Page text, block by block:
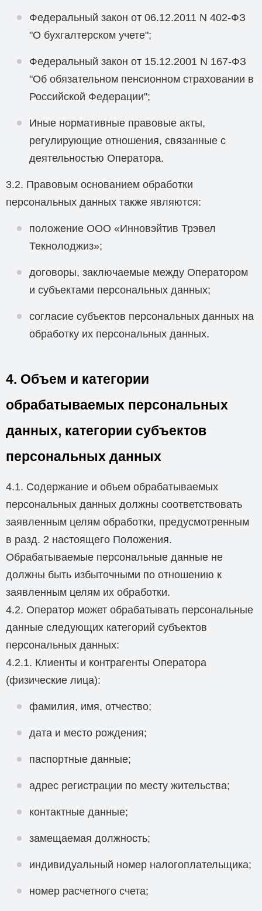
Федеральный закон от 06.12.2011 N 402-ФЗ
"О бухгалтерском учете";
Федеральный закон от 15.12.2001 N 167-ФЗ
"Об обязательном пенсионном страховании в
Российской Федерации";
Иные нормативные правовые акты,
регулирующие отношения, связанные с
деятельностью Оператора.
3.2. Правовым основанием обработки
персональных данных также являются:
положение ООО «Инновэйтив Трэвел
Текнолоджиз»;
договоры, заключаемые между Оператором
и субъектами персональных данных;
согласие субъектов персональных данных на
обработку их персональных данных.
4. Объем и категории
обрабатываемых персональных
данных, категории субъектов
персональных данных
4.1. Содержание и объем обрабатываемых
персональных данных должны соответствовать
заявленным целям обработки, предусмотренным
в разд. 2 настоящего Положения.
Обрабатываемые персональные данные не
должны быть избыточными по отношению к
заявленным целям их обработки.
4.2. Оператор может обрабатывать персональные
данные следующих категорий субъектов
персональных данных:
4.2.1. Клиенты и контрагенты Оператора
(физические лица):
фамилия, имя, отчество;
дата и место рождения;
паспортные данные;
адрес регистрации по месту жительства;
контактные данные;
замещаемая должность;
индивидуальный номер налогоплательщика;
номер расчетного счета;